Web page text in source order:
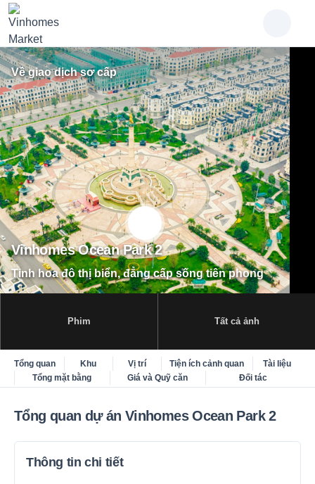
Về giao dịch sơ cấp
Vinhomes Ocean Park 2
Tinh hoa đô thị biển, đẳng cấp sống tiên phong
Phim Tất cả ảnh
Tổng quan Khu Vị trí Tiện ích cảnh quan
Tài liệu
Tổng mặt bằng
Giá và Quỹ căn Đối tác
Tổng quan dự án Vinhomes Ocean Park 2
Thông tin chi tiết